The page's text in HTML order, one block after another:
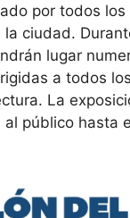
por todos los
ciudad.
lugar
a todos
La
público hasta